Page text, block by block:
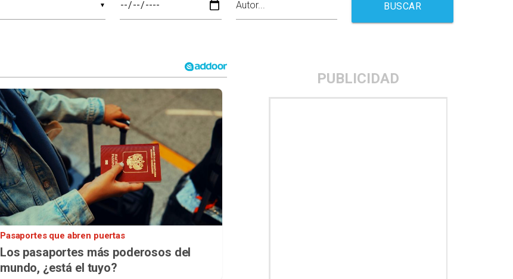
▼ BUSCAR
Pasaportes que abren puertas
Los pasaportes más poderosos del
mundo, ¿está el tuyo?
PUBLICIDAD